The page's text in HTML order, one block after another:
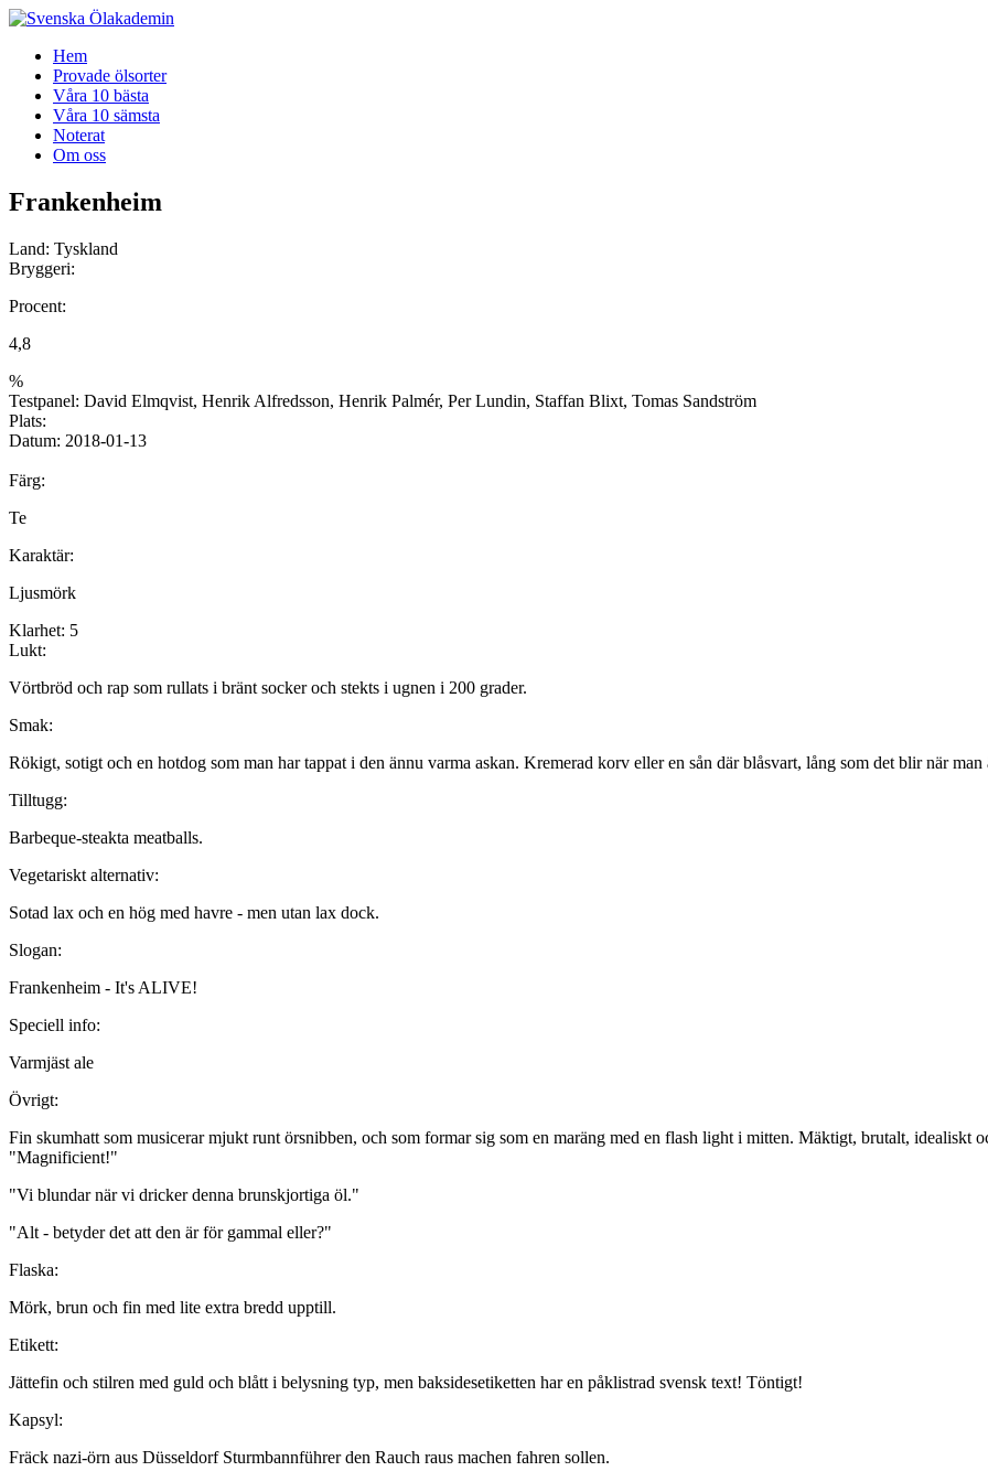
vidare
innehåll
Hem
Provade ölsorter
Våra 10 bästa
Våra 10 sämsta
Noterat
Om oss
Frankenheim
Land: Tyskland
Bryggeri:
Procent:
4,8
%
Testpanel: David Elmqvist, Henrik Alfredsson, Henrik Palmér, Per Lundin, Staffan Blixt, Tomas Sandström
Plats:
Datum: 2018-01-13
Färg:
Te
Karaktär:
Ljusmörk
Klarhet: 5
Lukt:
Vörtbröd och rap som rullats i bränt socker och stekts i ugnen i 200 grader.
Smak:
Rökigt, sotigt och en hotdog som man har tappat i den ännu varma askan. Kremerad korv eller en sån där blåsvart, lång som det blir när man
Tilltugg:
Barbeque-steakta meatballs.
Vegetariskt alternativ:
Sotad lax och en hög med havre - men utan lax dock.
Slogan:
Frankenheim - It's ALIVE!
Speciell info:
Varmjäst ale
Övrigt:
Fin skumhatt som musicerar mjukt runt örsnibben, och som formar sig som en maräng med en flash light i mitten. Mäktigt, brutalt, idealiskt
"Magnificient!"
"Vi blundar när vi dricker denna brunskjortiga öl."
"Alt - betyder det att den är för gammal eller?"
Flaska:
Mörk, brun och fin med lite extra bredd upptill.
Etikett:
Jättefin och stilren med guld och blått i belysning typ, men baksidesetiketten har en påklistrad svensk text! Töntigt!
Kapsyl:
Fräck nazi-örn aus Düsseldorf Sturmbannführer den Rauch raus machen fahren sollen.